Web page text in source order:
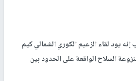
يود لقاء الزعيم الكوري الشمالي كيم
السلاح الواقعة على الحدود بين